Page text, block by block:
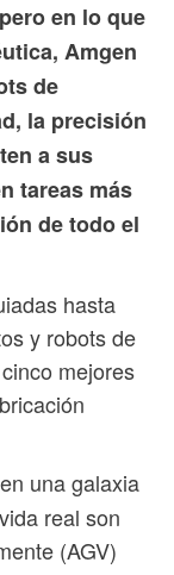
en lo que
Amgen
de
la precisión
a sus
tareas más
de todo el
hasta
y robots de
mejores
una galaxia
real son
(AGV)